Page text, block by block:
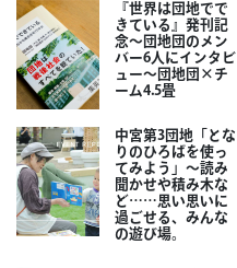
『世界は団地でで
きている』発刊記
念～団地団のメン
バー6人にインタビ
ュー～団地団×チ
ーム4.5畳
中宮第3団地「とな
りのひろばを使っ
てみよう」～読み
聞かせや積み木な
ど……思い思いに
過ごせる、みんな
の遊び場。